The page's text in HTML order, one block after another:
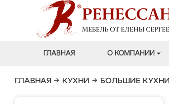
ГЛАВНАЯ О КОМПАНИИ
ГЛАВНАЯ → КУХНИ → БОЛЬШИЕ КУХНИ